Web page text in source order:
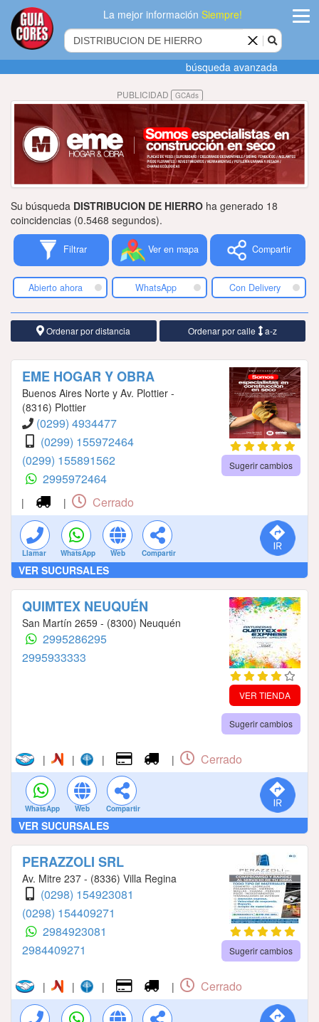
La mejor informaciónSiempre!
Agregar
empresa
Actualizar
datos
Publicidad
Tiendacores
Contactenos
búsqueda avanzada
PUBLICIDAD GCAds
Su búsqueda DISTRIBUCION DE HIERRO ha generado 18
coincidencias (0.5468 segundos).
Filtrar Ver en mapa Compartir
Abierto ahora WhatsApp Con Delivery
Ordenar por distancia Ordenar por calle a-z
EME HOGAR Y OBRA
Buenos Aires Norte y Av. Plottier -
(8316) Plottier
(0299) 4934477
(0299) 155972464
(0299) 155891562
2995972464
Sugerir cambios
| | Cerrado
Llamar WhatsApp Web Compartir
VER SUCURSALES
QUIMTEX NEUQUÉN
San Martín 2659 - (8300) Neuquén
2995286295
2995933333
VER TIENDA
Sugerir cambios
| | | | Cerrado
WhatsApp Web Compartir
VER SUCURSALES
PERAZZOLI SRL
Av. Mitre 237 - (8336) Villa Regina
(0298) 154923081
(0298) 154409271
2984923081
2984409271
Sugerir cambios
| | | | Cerrado